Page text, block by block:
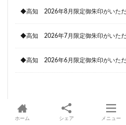
◆高知 2026年8月限定御朱印がいた
◆高知 2026年7月限定御朱印がいた
◆高知 2026年6月限定御朱印がいた
ホーム シェア メニュー